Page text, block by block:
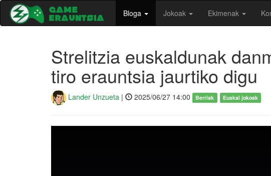
Bloga Jokoak Ekimenak
Strelitzia euskaldunak
tiro erauntsia jaurtiko digu
Lander Unzueta | 2025/06/27 14:00 Berriak Euskal jokoak